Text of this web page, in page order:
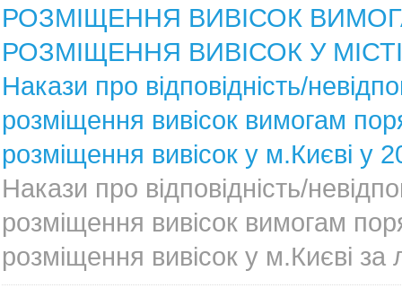
РОЗМІЩЕННЯ ВИВІСОК
РОЗМІЩЕННЯ ВИВІСОК У
Накази про відповідність/
розміщення вивісок вимогам
розміщення вивісок у м.Києві у
Накази про відповідність/
розміщення вивісок вимогам
розміщення вивісок у м.Києві за